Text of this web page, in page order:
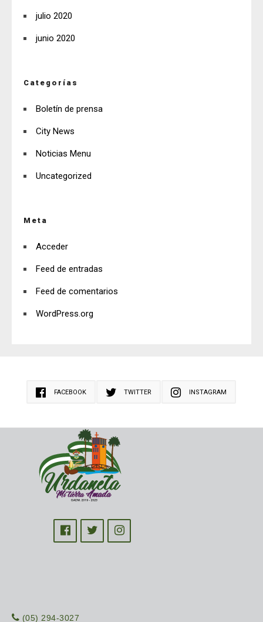
julio 2020
junio 2020
Categorías
Boletín de prensa
City News
Noticias Menu
Uncategorized
Meta
Acceder
Feed de entradas
Feed de comentarios
WordPress.org
FACEBOOK TWITTER INSTAGRAM
(05) 294-3027